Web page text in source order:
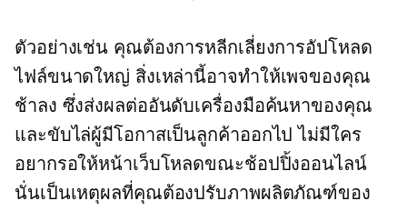
ตัวอย่างเช่น คุณต้องการหลีกเลี่ยงการอัปโหลด
ไฟล์ขนาดใหญ่ สิ่งเหล่านี้อาจทำให้เพจของคุณ
ช้าลง ซึ่งส่งผลต่ออันดับเครื่องมือค้นหาของคุณ
และขับไล่ผู้มีโอกาสเป็นลูกค้าออกไป ไม่มีใคร
อยากรอให้หน้าเว็บโหลดขณะช้อปปิ้งออนไลน์
นั่นเป็นเหตุผลที่คุณต้องปรับภาพผลิตภัณฑ์ของ